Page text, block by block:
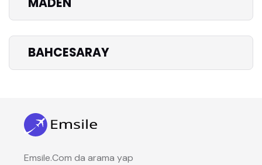
BAHCESARAY
Emsile.Com da arama yap